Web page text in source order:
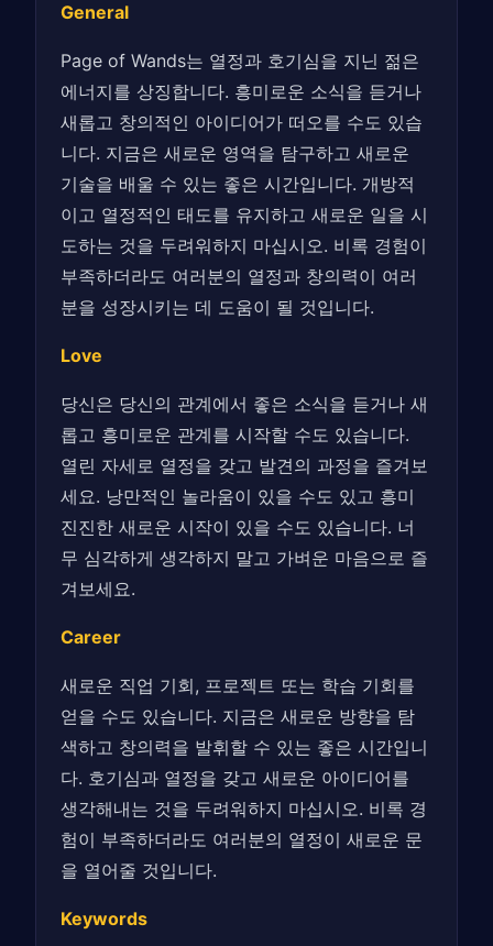
General
Page of Wands는 열정과 호기심을 지닌 젊은
에너지를 상징합니다. 흥미로운 소식을 듣거나
새롭고 창의적인 아이디어가 떠오를 수도 있습
니다. 지금은 새로운 영역을 탐구하고 새로운
기술을 배울 수 있는 좋은 시간입니다. 개방적
이고 열정적인 태도를 유지하고 새로운 일을 시
도하는 것을 두려워하지 마십시오. 비록 경험이
부족하더라도 여러분의 열정과 창의력이 여러
분을 성장시키는 데 도움이 될 것입니다.
Love
당신은 당신의 관계에서 좋은 소식을 듣거나 새
롭고 흥미로운 관계를 시작할 수도 있습니다.
열린 자세로 열정을 갖고 발견의 과정을 즐겨보
세요. 낭만적인 놀라움이 있을 수도 있고 흥미
진진한 새로운 시작이 있을 수도 있습니다. 너
무 심각하게 생각하지 말고 가벼운 마음으로 즐
겨보세요.
Career
새로운 직업 기회, 프로젝트 또는 학습 기회를
얻을 수도 있습니다. 지금은 새로운 방향을 탐
색하고 창의력을 발휘할 수 있는 좋은 시간입니
다. 호기심과 열정을 갖고 새로운 아이디어를
생각해내는 것을 두려워하지 마십시오. 비록 경
험이 부족하더라도 여러분의 열정이 새로운 문
을 열어줄 것입니다.
Keywords